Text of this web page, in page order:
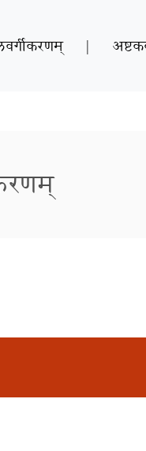
|